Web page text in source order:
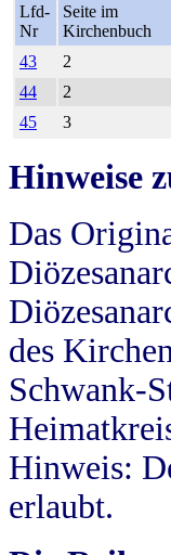
Lfd-
Nr
Seite im
Kirchenbuch
43
2
44
2
45
3
Hinweise
Das
des
Schwank-
Hinweis:
erlaubt.